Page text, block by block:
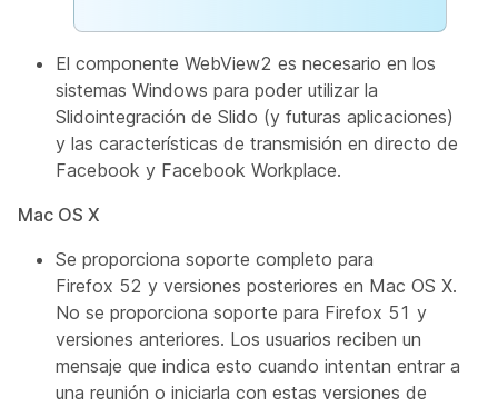
El componente WebView2 es necesario en los
sistemas Windows para poder utilizar la
Slidointegración de Slido (y futuras aplicaciones)
y las características de transmisión en directo de
Facebook y Facebook Workplace.
Mac OS X
Se proporciona soporte completo para
Firefox 52 y versiones posteriores en Mac OS X.
No se proporciona soporte para Firefox 51 y
versiones anteriores. Los usuarios reciben un
mensaje que indica esto cuando intentan entrar a
una reunión o iniciarla con estas versiones de